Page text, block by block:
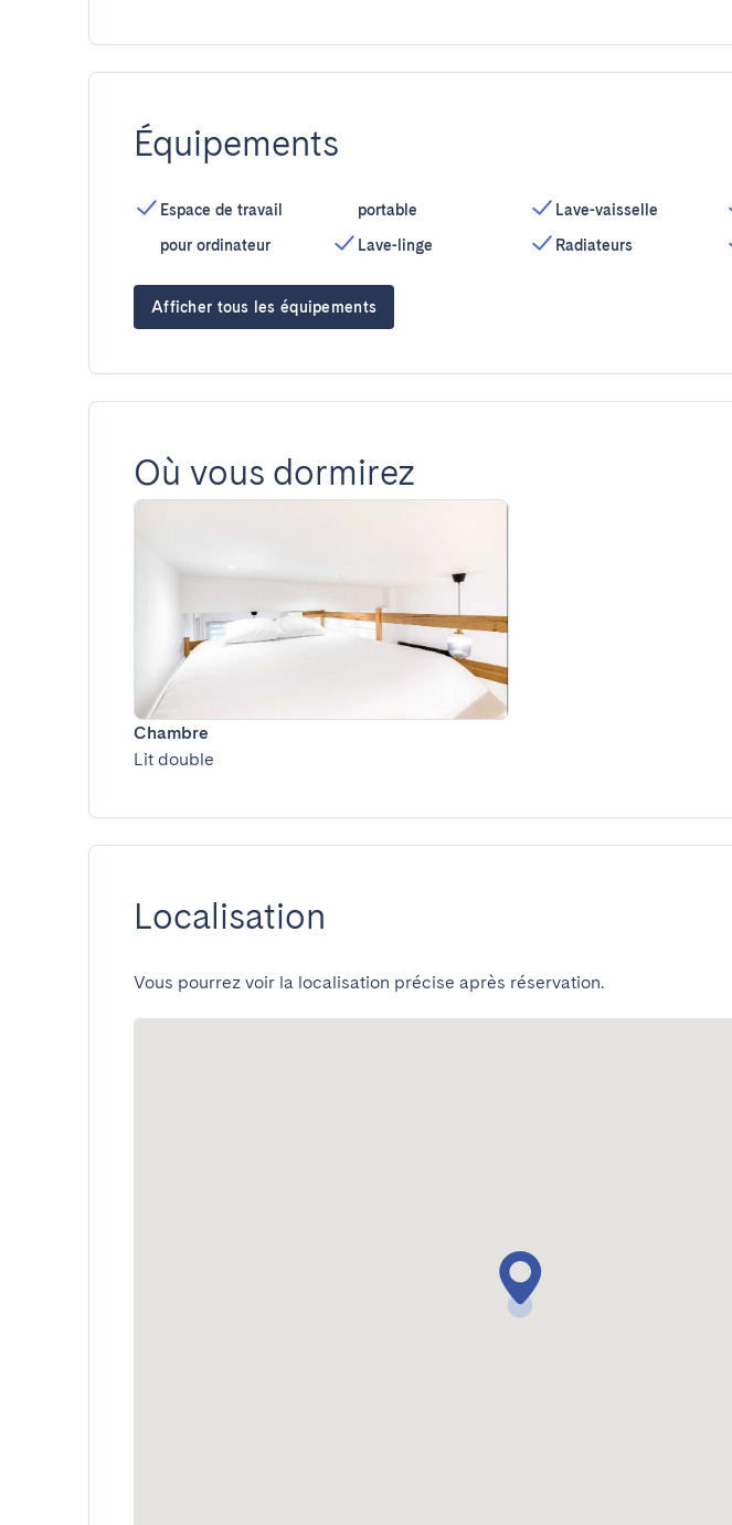
Équipements
Espace de travail
pour ordinateur
portable
Lave-linge
Lave-vaisselle
Radiateurs
Afficher tous les équipements
Où vous dormirez
Chambre
Lit double
Localisation
Vous pourrez voir la localisation précise après réservation.